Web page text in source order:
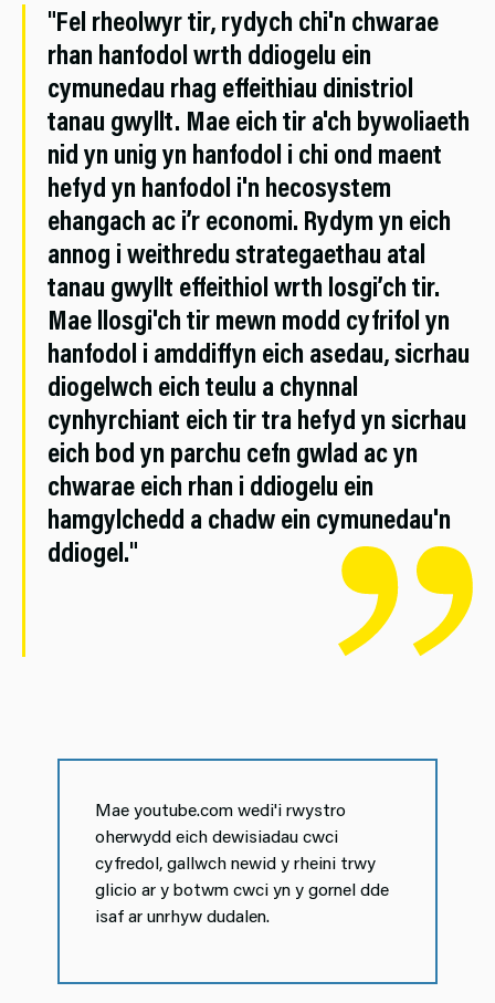
"Fel rheolwyr tir, rydych chi'n chwarae
rhan hanfodol wrth ddiogelu ein
cymunedau rhag effeithiau dinistriol
tanau gwyllt. Mae eich tir a'ch bywoliaeth
nid yn unig yn hanfodol i chi ond maent
hefyd yn hanfodol i'n hecosystem
ehangach ac i’r economi. Rydym yn eich
annog i weithredu strategaethau atal
tanau gwyllt effeithiol wrth losgi’ch tir.
Mae llosgi'ch tir mewn modd cyfrifol yn
hanfodol i amddiffyn eich asedau, sicrhau
diogelwch eich teulu a chynnal
cynhyrchiant eich tir tra hefyd yn sicrhau
eich bod yn parchu cefn gwlad ac yn
chwarae eich rhan i ddiogelu ein
hamgylchedd a chadw ein cymunedau'n
ddiogel."
Mae youtube.com wedi'i rwystro
oherwydd eich dewisiadau cwci
cyfredol, gallwch newid y rheini trwy
glicio ar y botwm cwci yn y gornel dde
isaf ar unrhyw dudalen.